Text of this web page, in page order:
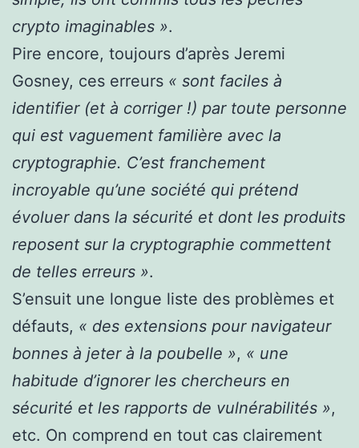
crypto imaginables ».
Pire encore, toujours d’après Jeremi
Gosney, ces erreurs « sont faciles à
identifier (et à corriger !) par toute personne
qui est vaguement familière avec la
cryptographie. C’est franchement
incroyable qu’une société qui prétend
évoluer dans la sécurité et dont les produits
reposent sur la cryptographie commettent
de telles erreurs ».
S’ensuit une longue liste des problèmes et
défauts, « des extensions pour navigateur
bonnes à jeter à la poubelle », « une
habitude d’ignorer les chercheurs en
sécurité et les rapports de vulnérabilités »,
etc. On comprend en tout cas clairement